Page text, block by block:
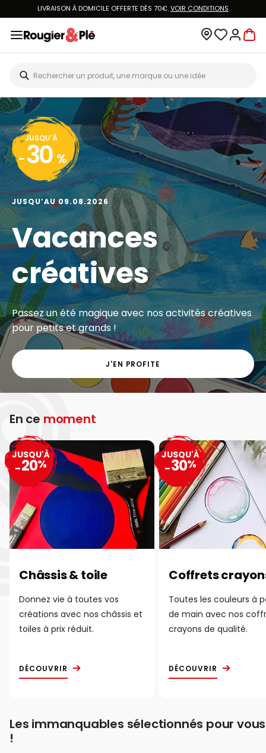
LIVRAISON À DOMICILE OFFERTE DÈS 70€.VOIR CONDITIONS
JUSQU'À
- 30 %
JUSQU’AU 09.08.2026
Vacances
créatives
Passez un été magique avec nos activités créatives
pour petits et grands !
J'EN PROFITE
En ce moment
Châssis & toile
Donnez vie à toutes vos
créations avec nos châssis et
toiles à prix réduit.
DÉCOUVRIR
JUSQU'À
-20%
Coffrets
Toutes les couleurs à
de main avec nos
crayons de qualité.
DÉCOUVRIR
JUSQU'À
-30%
Les immanquables sélectionnés pour vous
!